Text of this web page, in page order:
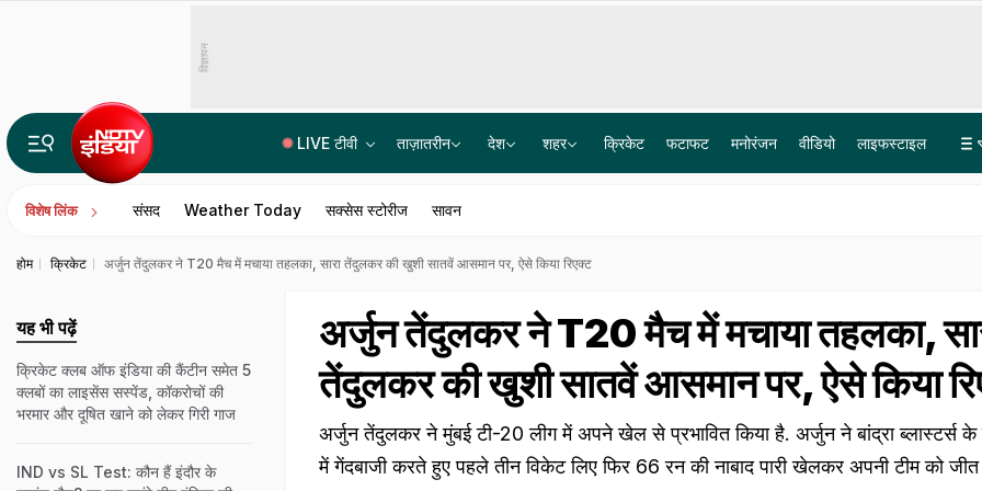
विज्ञापन
LIVE टीवी ताज़ातरीन देश शहर क्रिकेट फटाफट मनोरंजन वीडियो लाइफस्टाइल
विशेष लिंक संसद Weather Today सक्सेस स्टोरीज सावन
होम क्रिकेट अर्जुन तेंदुलकर ने T20 मैच में मचाया तहलका, सारा तेंदुलकर की खुशी सातवें आसमान पर, ऐसे किया रिएक्ट
अर्जुन तेंदुलकर ने T20 मैच में मचाया तहलका,
तेंदुलकर की खुशी सातवें आसमान पर, ऐसे किया
अर्जुन तेंदुलकर ने मुंबई टी-20 लीग में अपने खेल से प्रभावित किया है. अर्जुन ने बांद्रा ब्लास्टर्स
में गेंदबाजी करते हुए पहले तीन विकेट लिए फिर 66 रन की नाबाद पारी खेलकर अपनी टीम को जीत
यह भी पढ़ें
क्रिकेट क्लब ऑफ इंडिया की कैंटीन समेत 5
क्लबों का लाइसेंस सस्पेंड, कॉकरोचों की
भरमार और दूषित खाने को लेकर गिरी गाज
IND vs SL Test: कौन हैं इंदौर के